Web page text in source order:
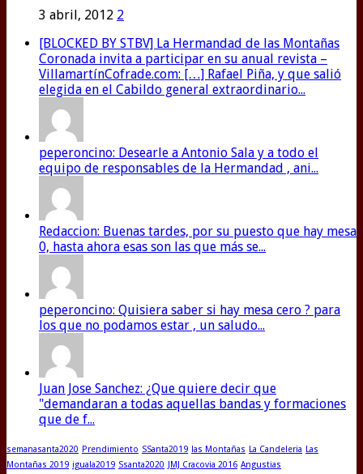
3 abril, 2012 2
[BLOCKED BY STBV] La Hermandad de las Montañas
Coronada invita a participar en su anual revista –
VillamartínCofrade.com: […] Rafael Piña, y que salió
elegida en el Cabildo general extraordinario...
peperoncino: Desearle a Antonio Sala y a todo el
equipo de responsables de la Hermandad , ani...
Redaccion: Buenas tardes, por su puesto que hay mesa
0, hasta ahora esas son las que más se...
peperoncino: Quisiera saber si hay mesa cero ? para
los que no podamos estar , un saludo...
Juan Jose Sanchez: ¿Que quiere decir que
"demandaran a todas aquellas bandas y formaciones
que de f...
semanasanta2020 Prendimiento SSanta2019 las Montañas La Candeleria Las
Montañas 2019 iguala2019 Ssanta2020 JMJ Cracovia 2016 Angustias